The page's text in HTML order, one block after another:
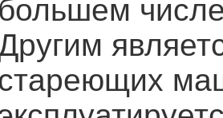
большем